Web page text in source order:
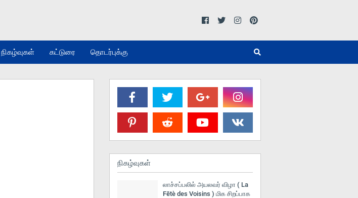
நிகழ்வுகள் கட்டுரை தொடர்புக்கு
நிகழ்வுகள்
லாச்சப்பலில் அயலவர் விழா ( La
Fētè des Voisins ) மிக சிறப்பாக